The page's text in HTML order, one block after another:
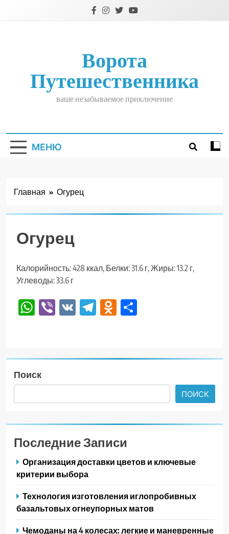
Ворота
Путешественника
ваше незабываемое приключение
МЕНЮ
Главная Огурец
Огурец
Калорийность: 428 ккал, Белки: 31.6 г, Жиры: 13.2 г,
Углеводы: 33.6 г
WhatsApp
Viber
VK TelegramOdnoklassniki
Поиск
ПОИСК
Последние Записи
Организация доставки цветов и ключевые
критерии выбора
Технология изготовления иглопробивных
базальтовых огнеупорных матов
Чемоданы на 4 колесах: легкие и маневренные